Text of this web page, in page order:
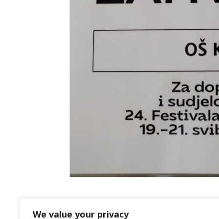
We value your privacy